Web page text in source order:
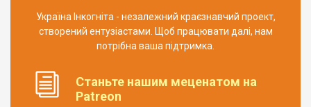
Україна Інкогніта - незалежний краєзнавчий проект,
створений ентузіастами. Щоб працювати далі, нам
потрібна ваша підтримка.
Станьте нашим меценатом на
Patreon